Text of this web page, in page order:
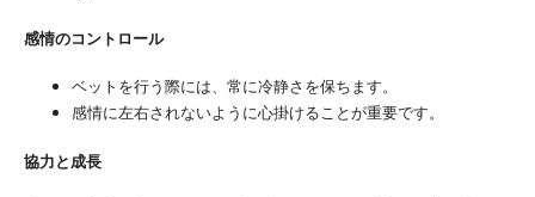
感情のコントロール
ベットを行う際には、常に冷静さを保ちます。
感情に左右されないように心掛けることが重要です。
協力と成長